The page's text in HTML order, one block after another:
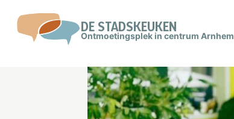
naar
inhoud
DE STADSKEUKEN
Ontmoetingsplek in centrum Arnhem